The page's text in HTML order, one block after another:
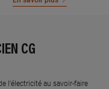
CG
l’électricité au savoir-faire